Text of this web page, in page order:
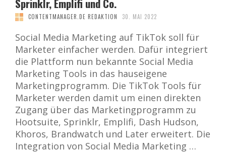
Sprinklr, Emplifi und Co.
CONTENTMANAGER.DE REDAKTION 30. MAI 2022
Social Media Marketing auf TikTok soll für
Marketer einfacher werden. Dafür integriert
die Plattform nun bekannte Social Media
Marketing Tools in das hauseigene
Marketingprogramm. Die TikTok Tools für
Marketer werden damit um einen direkten
Zugang über das Marketingprogramm zu
Hootsuite, Sprinklr, Emplifi, Dash Hudson,
Khoros, Brandwatch und Later erweitert. Die
Integration von Social Media Marketing …